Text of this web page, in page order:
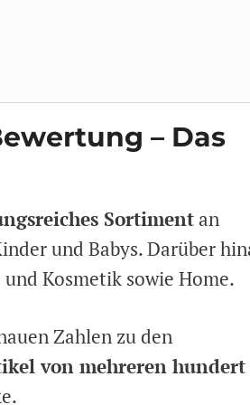
– Das
Sortimentan
und Babys. Darüber
Kosmetik sowie Home.
Zahlen zu den
von mehreren hundert